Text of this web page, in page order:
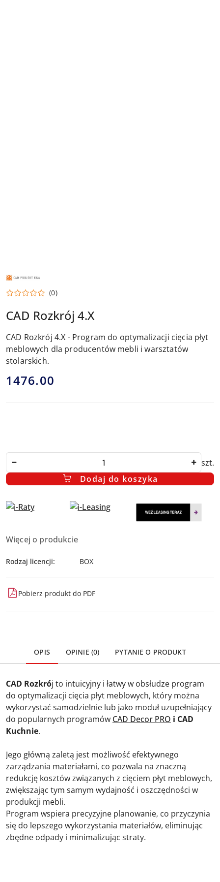
DYSTRYBUTOR
OPROGRAMOWANIA
CAD
PROJEKT
CAD
DECOR
(0)
CAD Rozkrój 4.X
CAD Rozkrój 4.X - Program do optymalizacji cięcia płyt
meblowych dla producentów mebli i warsztatów
stolarskich.
cena:
1476.00
szt.
Dodaj do koszyka
i
dostawa
Więcej o produkcie
Rodzaj licencji: BOX
Pobierz produkt do PDF
OPIS OPINIE (0) PYTANIE O PRODUKT
CAD Rozkrój to intuicyjny i łatwy w obsłudze program
do optymalizacji cięcia płyt meblowych, który można
wykorzystać samodzielnie lub jako moduł uzupełniający
do popularnych programów CAD Decor PRO i CAD
Kuchnie.
Jego główną zaletą jest możliwość efektywnego
zarządzania materiałami, co pozwala na znaczną
redukcję kosztów związanych z cięciem płyt meblowych,
zwiększając tym samym wydajność i oszczędności w
produkcji mebli.
Program wspiera precyzyjne planowanie, co przyczynia
się do lepszego wykorzystania materiałów, eliminując
zbędne odpady i minimalizując straty.